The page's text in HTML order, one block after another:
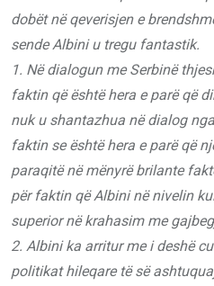
dobët në qeverisjen e
sende Albini u tregu fantastik.
1. Në dialogun me Serbinë
faktin që është hera e parë që
nuk u shantazhua në dialog
faktin se është hera e parë që
paraqitë në mënyrë brilante
për faktin që Albini në nivelin
superior në krahasim me
2. Albini ka arritur me i deshë
politikat hileqare të së